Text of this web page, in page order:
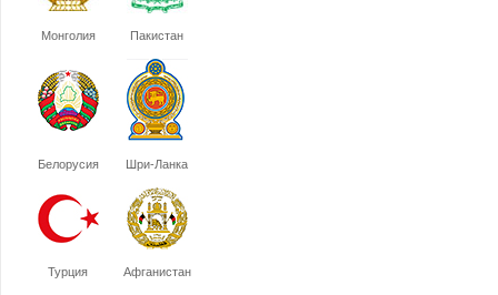
Монголия Пакистан
Белорусия Шри-Ланка
Турция Афганистан